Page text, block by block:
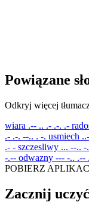
Powiązane
Odkryj więcej
wiara .-- .. .- .-. .-
.- .-. --.. . -. usmiech
.- - szczesliwy ... --.. -
-.-- odwazny --- -.. .--
POBIERZ
Zacznij